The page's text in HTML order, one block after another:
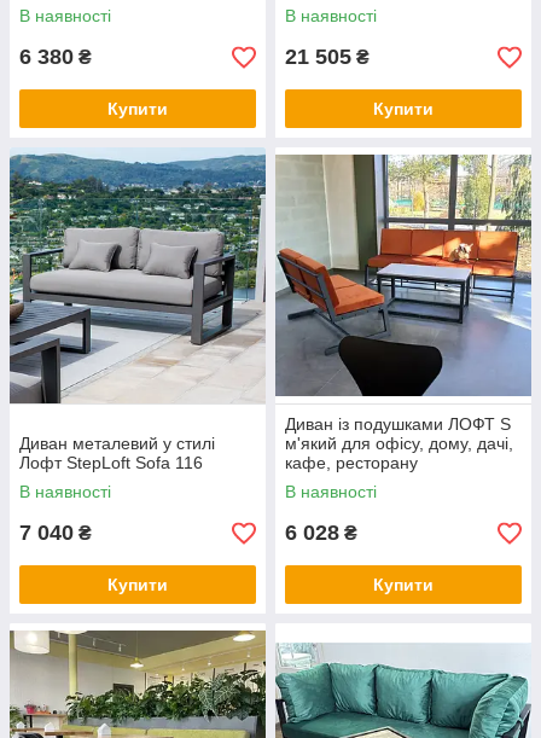
В наявності
6 380 ₴
Купити
В наявності
21 505 ₴
Купити
Диван металевий у стилі
Лофт StepLoft Sofa 116
В наявності
7 040 ₴
Купити
Диван із подушками ЛОФТ S
м'який для офісу, дому, дачі,
кафе, ресторану
В наявності
6 028 ₴
Купити